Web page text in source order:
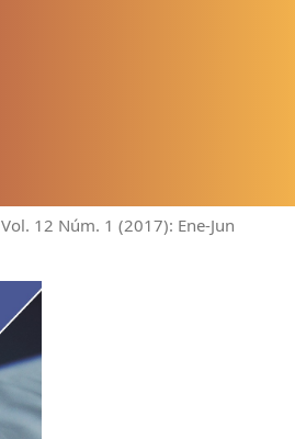
Vol. 12 Núm. 1 (2017): Ene-Jun